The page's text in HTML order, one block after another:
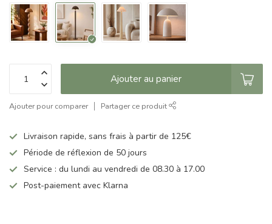
Ajouter au panier
Ajouter pour comparer Partager ce produit
Livraison rapide, sans frais à partir de 125€
Période de réflexion de 50 jours
Service : du lundi au vendredi de 08.30 à 17.00
Post-paiement avec Klarna